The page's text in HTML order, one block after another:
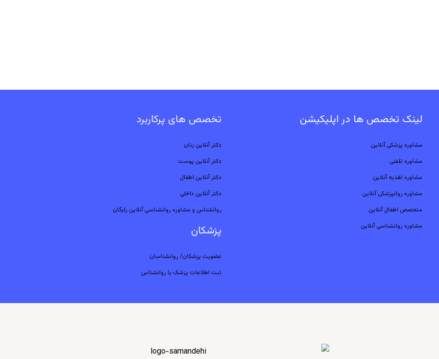
لینک تخصص ها در اپلیکیشن
مشاوره پزشکی آنلاین
مشاوره تلفنی
مشاوره تغذیه آنلاین
مشاوره روانپزشکی آنلاین
متخصص اطفال آنلاین
مشاوره روانشناسی آنلاین
تخصص های پرکاربرد
دکتر آنلاین زنان
دکتر آنلاین پوست
دکتر آنلاین اطفال
دکتر آنلاین داخلی
روانشناس و مشاوره روانشناسی آنلاین رایگان
پزشکان
عضویت پزشکان/ روانشناسان
ثبت اطلاعات پزشک یا روانشناس